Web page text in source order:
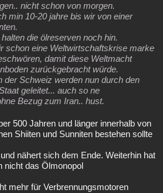
nicht schon von morgen.
min 10-20 jahre bis wir von einer
die ölreserven noch hin.
schon eine Weltwirtschaftskrise marke
damit diese Weltmacht
zurückgebracht würde.
der Schweiz werden nun durch den
geleitet... auch so ne
Bezug zum Iran.. hust.
500 Jahren und länger innerhalb von
Shiiten und Sunniten bestehen sollte
nähert sich dem Ende. Weiterhin hat
nicht das Ölmonopol
mehr für Verbrennungsmotoren